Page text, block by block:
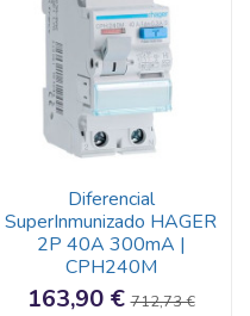
Diferencial
SuperInmunizado HAGER
2P 40A 300mA |
CPH240M
163,90 €712,73 €